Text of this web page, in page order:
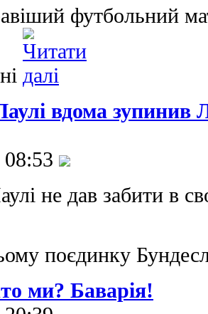
футбольний
вдома зупинив
не дав забити в
поєдинку
ми? Баварія!